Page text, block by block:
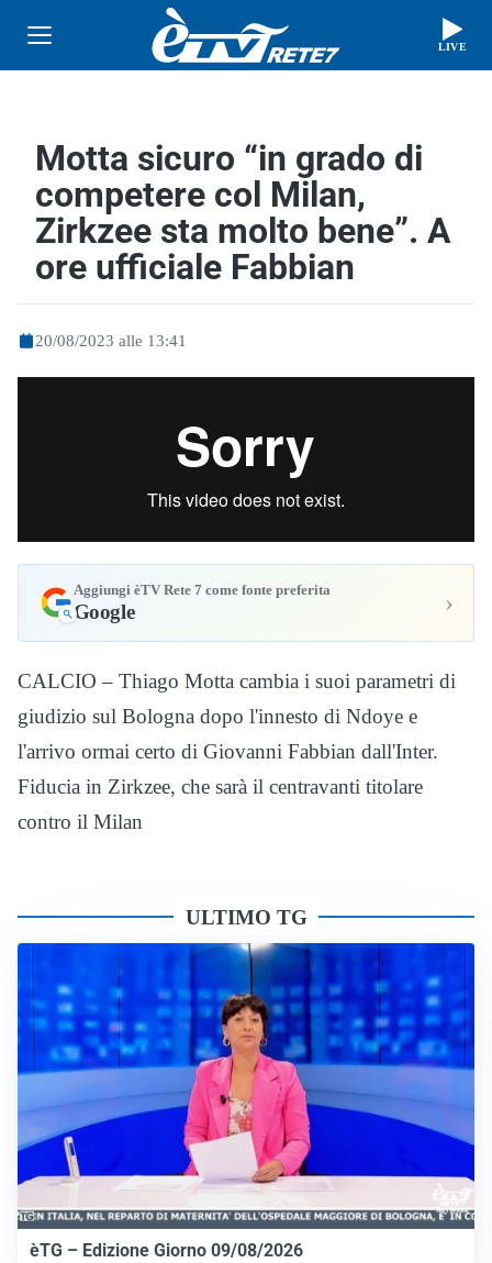
LIVE
Motta sicuro “in grado di
competere col Milan,
Zirkzee sta molto bene”. A
ore ufficiale Fabbian
20/08/2023 alle 13:41
Aggiungi èTV Rete 7 come fonte preferita
Google ›
CALCIO – Thiago Motta cambia i suoi parametri di
giudizio sul Bologna dopo l'innesto di Ndoye e
l'arrivo ormai certo di Giovanni Fabbian dall'Inter.
Fiducia in Zirkzee, che sarà il centravanti titolare
contro il Milan
ULTIMO TG
èTG – Edizione Giorno 09/08/2026